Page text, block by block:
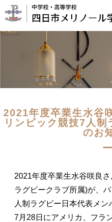
2021年度卒業生水谷
リンピック競技7人
のお
2021年度卒業生水谷咲良
ラグビークラブ所属)が、
人制ラグビー日本代表メン
7月28日にアメリカ、フラ